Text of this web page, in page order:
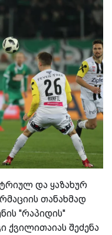
და ყაზახურ
თანახმად
''რაპიდის''
შეძენა